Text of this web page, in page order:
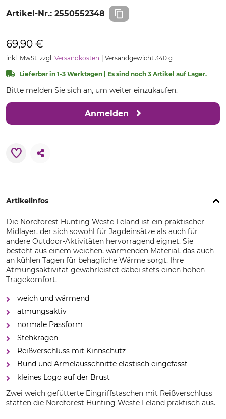
Artikel-Nr.: 2550552348
69,90 €
inkl. MwSt. zzgl. Versandkosten Versandgewicht 340 g
Lieferbar in 1-3 Werktagen | Es sind noch 3 Artikel auf Lager.
Bitte melden Sie sich an, um weiter einzukaufen.
Anmelden
Artikelinfos
Die Nordforest Hunting Weste Leland ist ein praktischer
Midlayer, der sich sowohl für Jagdeinsätze als auch für
andere Outdoor-Aktivitäten hervorragend eignet. Sie
besteht aus einem weichen, wärmenden Material, das auch
an kühlen Tagen für behagliche Wärme sorgt. Ihre
Atmungsaktivität gewährleistet dabei stets einen hohen
Tragekomfort.
weich und wärmend
atmungsaktiv
normale Passform
Stehkragen
Reißverschluss mit Kinnschutz
Bund und Ärmelausschnitte elastisch eingefasst
kleines Logo auf der Brust
Zwei weich gefütterte Eingriffstaschen mit Reißverschluss
statten die Nordforest Hunting Weste Leland praktisch aus.